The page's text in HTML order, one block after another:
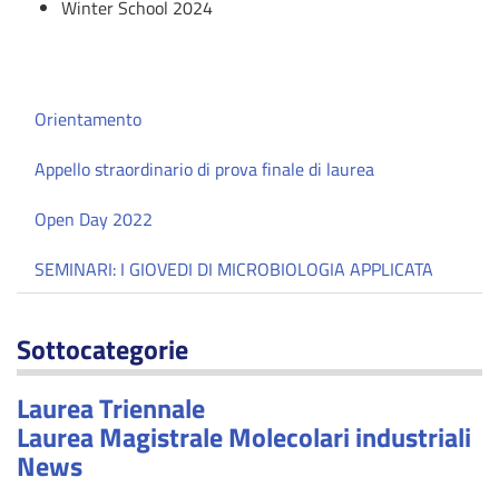
Winter School 2024
Orientamento
Appello straordinario di prova finale di laurea
Open Day 2022
SEMINARI: I GIOVEDI DI MICROBIOLOGIA APPLICATA
Sottocategorie
Laurea Triennale
Laurea Magistrale Molecolari industriali
News